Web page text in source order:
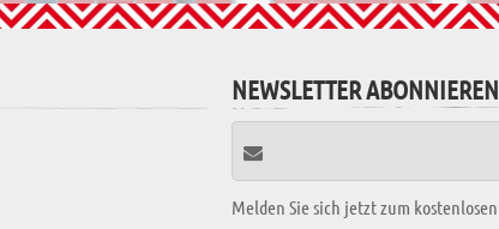
NEWSLETTER ABONNIEREN
Melden Sie sich jetzt zum kostenlosen